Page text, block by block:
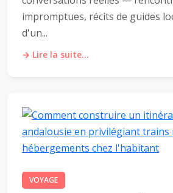
impromptues, récits de guides
d'un...
→ Lire la suite...
VOYAGE